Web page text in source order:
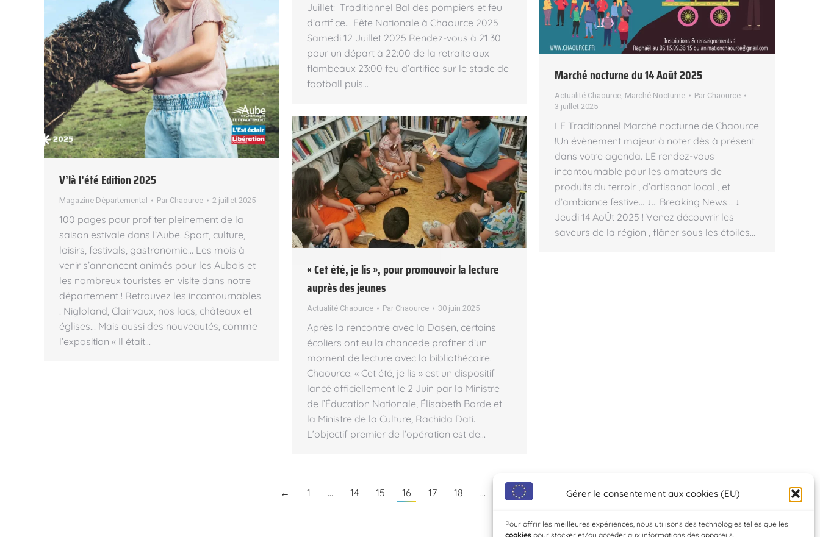
Gérer le consentement aux cookies (EU)
Pour offrir les meilleures expériences, nous utilisons des technologies telles que les
cookies pour stocker et/ou accéder aux informations des appareils.
Juillet: Traditionnel Bal des pompiers et feu
d’artifice… Fête Nationale à Chaource 2025
Samedi 12 Juillet 2025 Rendez-vous à 21:30
pour un départ à 22:00 de la retraite aux
flambeaux 23:00 feu d’artifice sur le stade de
football puis…
Marché nocturne du 14 Août 2025
Actualité Chaource Marché Nocturne Par Chaource
3 juillet 2025
LE Traditionnel Marché nocturne de Chaource
!Un évènement majeur à noter dès à présent
dans votre agenda. LE rendez-vous
incontournable pour les amateurs de
produits du terroir , d’artisanat local , et
d’ambiance festive… ↓… Breaking News… ↓
Jeudi 14 AoÛt 2025 ! Venez découvrir les
saveurs de la région , flâner sous les étoiles…
V’là l’été Edition 2025
Magazine Départemental Par Chaource 2 juillet 2025
100 pages pour profiter pleinement de la
saison estivale dans l’Aube. Sport, culture,
loisirs, festivals, gastronomie… Les mois à
venir s’annoncent animés pour les Aubois et
les nombreux touristes en visite dans notre
département ! Retrouvez les incontournables
: Nigloland, Clairvaux, nos lacs, châteaux et
églises… Mais aussi des nouveautés, comme
l’exposition « Il était…
« Cet été, je lis », pour promouvoir la lecture
auprès des jeunes
Actualité Chaource Par Chaource 30 juin 2025
Après la rencontre avec la Dasen, certains
écoliers ont eu la chancede profiter d’un
moment de lecture avec la bibliothécaire.
Chaource. « Cet été, je lis » est un dispositif
lancé officiellement le 2 Juin par la Ministre
de l’Éducation Nationale, Élisabeth Borde et
la Ministre de la Culture, Rachida Dati.
L’objectif premier de l’opération est de…
← 1 … 14 15 16 17 18 … 40